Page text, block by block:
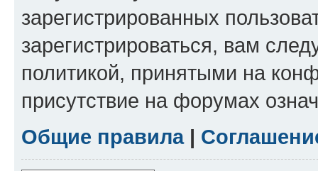
зарегистрированных
зарегистрироваться, вам
политикой, принятыми на
присутствие на форумах
Общие правила|